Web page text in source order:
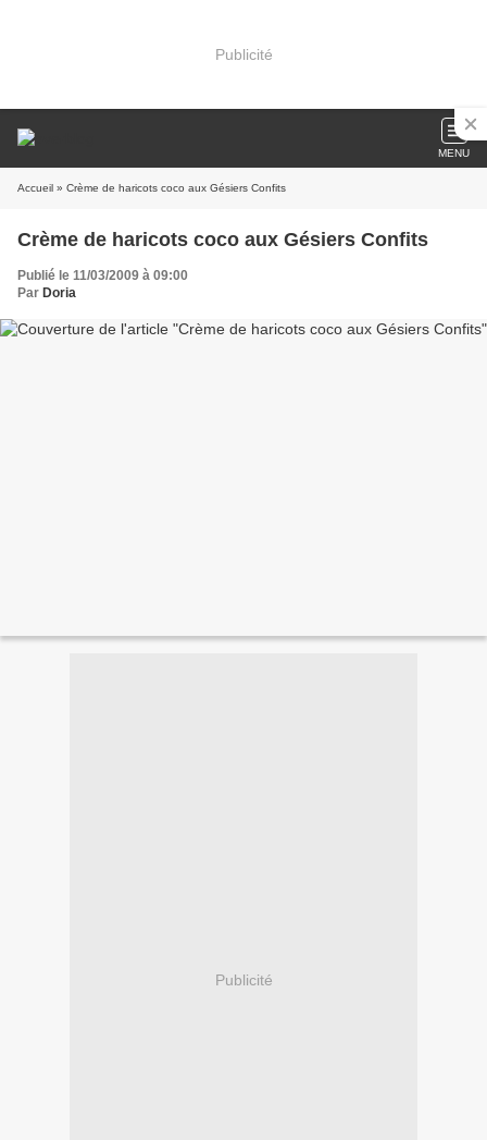
Publicité
MENU
Accueil » Crème de haricots coco aux Gésiers Confits
Crème de haricots coco aux Gésiers Confits
Publié le 11/03/2009 à 09:00
Par Doria
Publicité